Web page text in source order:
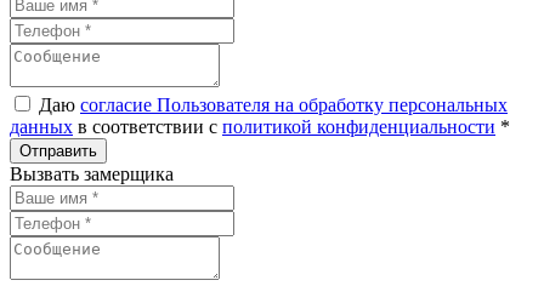
Даю согласие Пользователя на обработку персональных
данных в соответствии с политикой конфиденциальности *
Вызвать замерщика